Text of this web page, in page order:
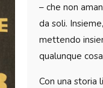
– che non
da soli.
mettendo
qualunque
Con una storia